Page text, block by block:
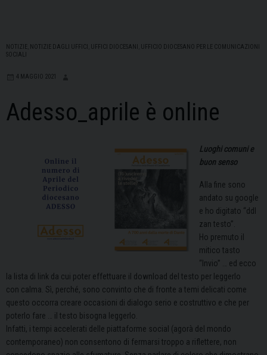
NOTIZIE NOTIZIE DAGLI UFFICI UFFICI DIOCESANI
UFFICIO DIOCESANO PER LE COMUNICAZIONI
SOCIALI
4 MAGGIO 2021
Adesso_aprile è online
Luoghi comuni e
buon senso
Alla fine sono
andato su google
e ho digitato “ddl
zan testo”.
Ho premuto il
mitico tasto
“Invio” … ed ecco
la lista di link da cui poter effettuare il download del testo per leggerlo
con calma. Sì, perché, sono convinto che di fronte a temi delicati come
questo occorra creare occasioni di dialogo serio e costruttivo e che per
poterlo fare … il testo bisogna leggerlo.
Infatti, i tempi accelerati delle piattaforme social (agorà del mondo
contemporaneo) non consentono di fermarsi troppo a riflettere, non